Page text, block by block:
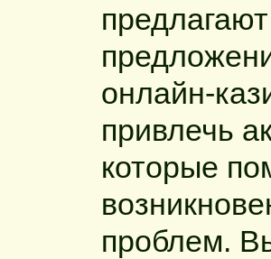
онлайн-
привлечь
которые
проблем.